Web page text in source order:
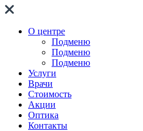
О центре
Подменю
Подменю
Подменю
Услуги
Врачи
Стоимость
Акции
Оптика
Контакты